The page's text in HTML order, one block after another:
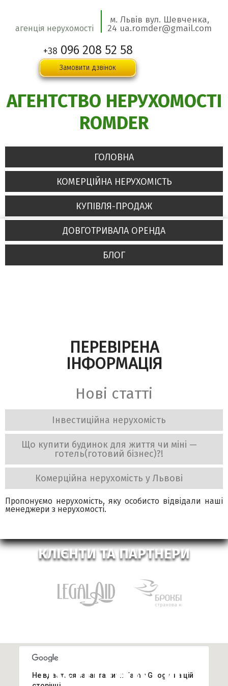
агенція нерухомості
м. Львів вул. Шевченка,
24 ua.romder@gmail.com
+38 096 208 52 58
Замовити дзвінок
АГЕНТСТВО НЕРУХОМОСТІ
ROMDER
ГОЛОВНА
КОМЕРЦІЙНА НЕРУХОМІСТЬ
КУПІВЛЯ-ПРОДАЖ
ДОВГОТРИВАЛА ОРЕНДА
БЛОГ
ПЕРЕВІРЕНА
ІНФОРМАЦІЯ
Нові статті
Інвестиційна нерухомість
Що купити будинок для життя чи міні —
готель(готовий бізнес)?!
Комерційна нерухомість у Львові
Пропонуємо нерухомість, яку особисто відвідали наші
менеджери з нерухомості.
КЛІЄНТИ ТА ПАРТНЕРИ
КОНТАКТИ
Не вдається завантажити Карти Google на цій